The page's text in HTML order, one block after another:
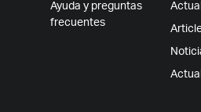
Ayuda y preguntas
frecuentes